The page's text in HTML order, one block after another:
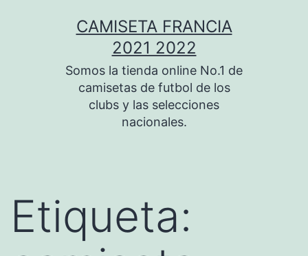
CAMISETA FRANCIA
2021 2022
Somos la tienda online No.1 de
camisetas de futbol de los
clubs y las selecciones
nacionales.
Etiqueta: